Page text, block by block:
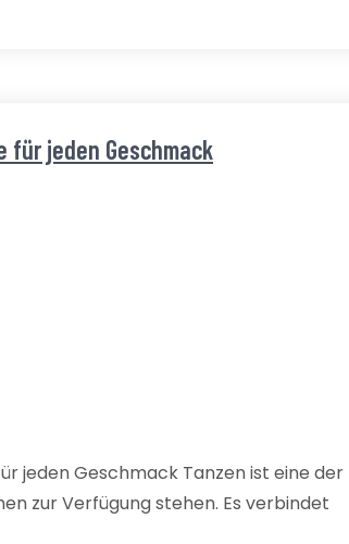
für jeden Geschmack
jeden Geschmack Tanzen ist eine der
zur Verfügung stehen. Es verbindet